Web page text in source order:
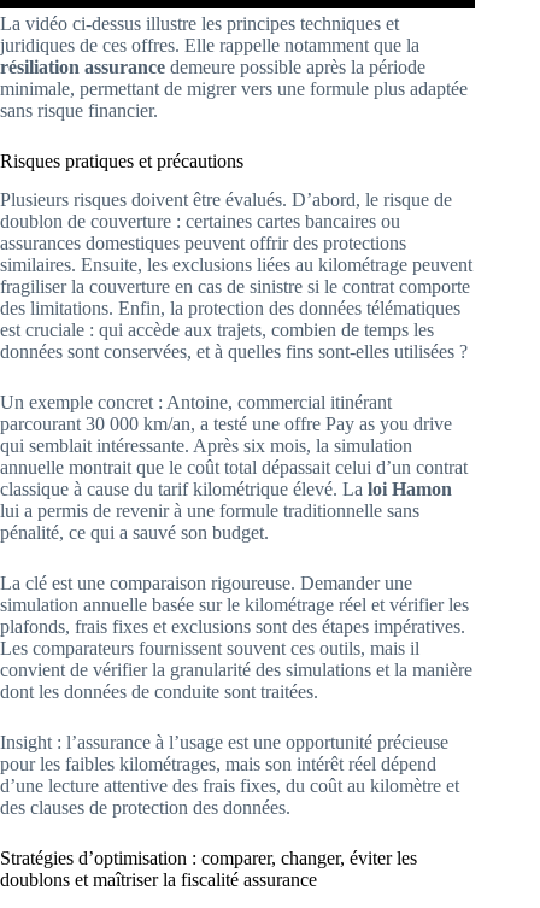
La vidéo ci-dessus illustre les principes techniques et
juridiques de ces offres. Elle rappelle notamment que la
résiliation assurance demeure possible après la période
minimale, permettant de migrer vers une formule plus adaptée
sans risque financier.
Risques pratiques et précautions
Plusieurs risques doivent être évalués. D’abord, le risque de
doublon de couverture : certaines cartes bancaires ou
assurances domestiques peuvent offrir des protections
similaires. Ensuite, les exclusions liées au kilométrage peuvent
fragiliser la couverture en cas de sinistre si le contrat comporte
des limitations. Enfin, la protection des données télématiques
est cruciale : qui accède aux trajets, combien de temps les
données sont conservées, et à quelles fins sont-elles utilisées ?
Un exemple concret : Antoine, commercial itinérant
parcourant 30 000 km/an, a testé une offre Pay as you drive
qui semblait intéressante. Après six mois, la simulation
annuelle montrait que le coût total dépassait celui d’un contrat
classique à cause du tarif kilométrique élevé. La loi Hamon
lui a permis de revenir à une formule traditionnelle sans
pénalité, ce qui a sauvé son budget.
La clé est une comparaison rigoureuse. Demander une
simulation annuelle basée sur le kilométrage réel et vérifier les
plafonds, frais fixes et exclusions sont des étapes impératives.
Les comparateurs fournissent souvent ces outils, mais il
convient de vérifier la granularité des simulations et la manière
dont les données de conduite sont traitées.
Insight : l’assurance à l’usage est une opportunité précieuse
pour les faibles kilométrages, mais son intérêt réel dépend
d’une lecture attentive des frais fixes, du coût au kilomètre et
des clauses de protection des données.
Stratégies d’optimisation : comparer, changer, éviter les
doublons et maîtriser la fiscalité assurance